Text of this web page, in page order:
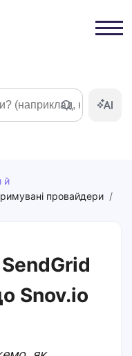
й
провайдери /
SendGrid
Snov.io